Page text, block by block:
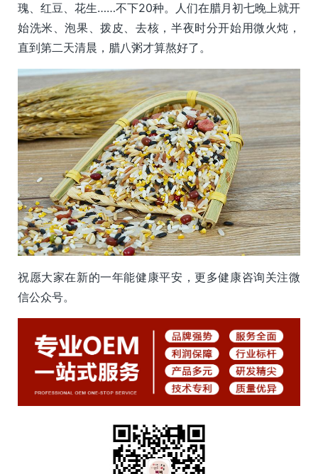
瑰、红豆、花生……不下20种。人们在腊月初七晚上就开
始洗米、泡果、拨皮、去核，半夜时分开始用微火炖，
直到第二天清晨，腊八粥才算熬好了。
祝愿大家在新的一年能健康平安，更多健康咨询关注微
信公众号。